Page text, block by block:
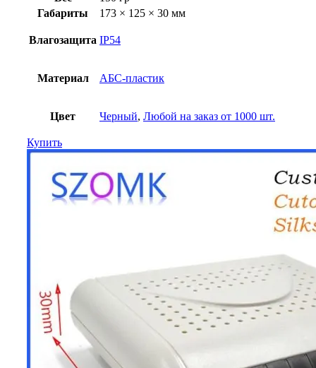
Габариты
173 × 125 × 30 мм
Влагозащита IP54
Материал АБС-пластик
Цвет Черный, Любой на заказ от 1000 шт.
Купить